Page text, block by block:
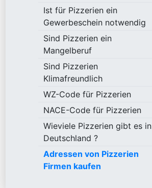
Ist für Pizzerien ein
Gewerbeschein notwendig
Sind Pizzerien ein
Mangelberuf
Sind Pizzerien
Klimafreundlich
WZ-Code für Pizzerien
NACE-Code für Pizzerien
Wieviele Pizzerien gibt es in
Deutschland ?
Adressen von Pizzerien
Firmen kaufen